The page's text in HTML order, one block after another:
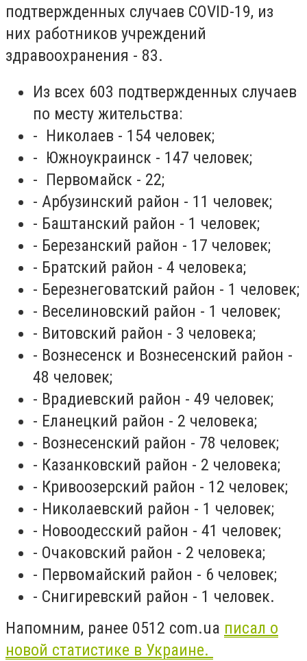
подтвержденных случаев COVID-19, из
них работников учреждений
здравоохранения - 83.
Из всех 603 подтвержденных случаев
по месту жительства:
- Николаев - 154 человек;
- Южноукраинск - 147 человек;
- Первомайск - 22;
- Арбузинский район - 11 человек;
- Баштанский район - 1 человек;
- Березанский район - 17 человек;
- Братский район - 4 человека;
- Березнеговатский район - 1 человек;
- Веселиновский район - 1 человек;
- Витовский район - 3 человека;
- Вознесенск и Вознесенский район -
48 человек;
- Врадиевский район - 49 человек;
- Еланецкий район - 2 человека;
- Вознесенский район - 78 человек;
- Казанковский район - 2 человека;
- Кривоозерский район - 12 человек;
- Николаевский район - 1 человек;
- Новоодесский район - 41 человек;
- Очаковский район - 2 человека;
- Первомайский район - 6 человек;
- Снигиревский район - 1 человек.
Напомним, ранее 0512 com.ua писал о
новой статистике в Украине.